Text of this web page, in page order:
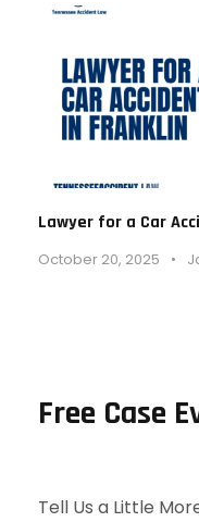
Lawyer for a Car
October 20, 2025 •
Free Case
Tell Us a Little